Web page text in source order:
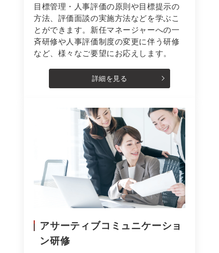
目標管理・人事評価の原則や目標提示の
方法、評価面談の実施方法などを学ぶこ
とができます。新任マネージャーへの一
斉研修や人事評価制度の変更に伴う研修
など、様々なご要望にお応えします。
詳細を見る
アサーティブコミュニケーショ
ン研修